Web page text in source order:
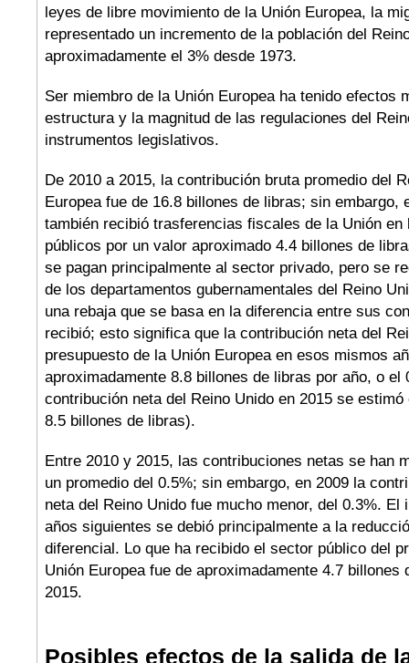
leyes de libre movimiento de la Unión Europea, la
representado un incremento de la población del
aproximadamente el 3% desde 1973.
Ser miembro de la Unión Europea ha tenido efectos
estructura y la magnitud de las regulaciones del
instrumentos legislativos.
De 2010 a 2015, la contribución bruta promedio del
Europea fue de 16.8 billones de libras; sin embargo,
también recibió trasferencias fiscales de la Unión en
públicos por un valor aproximado 4.4 billones de
se pagan principalmente al sector privado, pero se
de los departamentos gubernamentales del Reino
una rebaja que se basa en la diferencia entre sus
recibió; esto significa que la contribución neta del
presupuesto de la Unión Europea en esos mismos
aproximadamente 8.8 billones de libras por año, o el
contribución neta del Reino Unido en 2015 se
8.5 billones de libras).
Entre 2010 y 2015, las contribuciones netas se han
un promedio del 0.5%; sin embargo, en 2009 la
neta del Reino Unido fue mucho menor, del 0.3%. El
años siguientes se debió principalmente a la
diferencial. Lo que ha recibido el sector público del
Unión Europea fue de aproximadamente 4.7 billones
2015.
Posibles efectos de la salida de